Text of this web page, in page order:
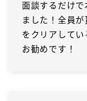
面談するだけ
ました！全員
をクリアして
お勧めです！